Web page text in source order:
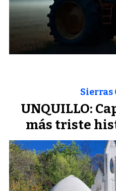
UNQUILLO:
más triste
Sierras